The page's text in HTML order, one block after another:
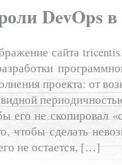
DevOps
сайта
проекта: от
его не скопировал
чтобы сделать
не остается, […]